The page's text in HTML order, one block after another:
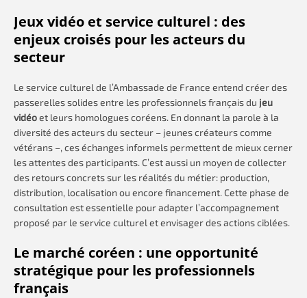
Jeux vidéo et service culturel : des
enjeux croisés pour les acteurs du
secteur
Le service culturel de l’Ambassade de France entend créer des
passerelles solides entre les professionnels français du jeu
vidéoet leurs homologues coréens. En donnant la parole à la
diversité des acteurs du secteur – jeunes créateurs comme
vétérans –, ces échanges informels permettent de mieux cerner
les attentes des participants. C’est aussi un moyen de collecter
des retours concrets sur les réalités du métier: production,
distribution, localisation ou encore financement. Cette phase de
consultation est essentielle pour adapter l’accompagnement
proposé par le service culturel et envisager des actions ciblées.
Le marché coréen : une opportunité
stratégique pour les professionnels
français